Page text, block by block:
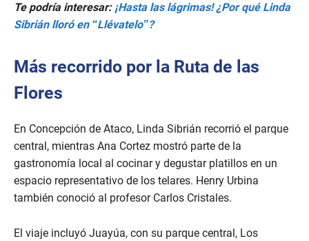
Te podría interesar: ¡Hasta las lágrimas! ¿Por qué Linda
Sibrián lloró en “Llévatelo”?
Más recorrido por la Ruta de las
Flores
En Concepción de Ataco, Linda Sibrián recorrió el parque
central, mientras Ana Cortez mostró parte de la
gastronomía local al cocinar y degustar platillos en un
espacio representativo de los telares. Henry Urbina
también conoció al profesor Carlos Cristales.
El viaje incluyó Juayúa, con su parque central, Los